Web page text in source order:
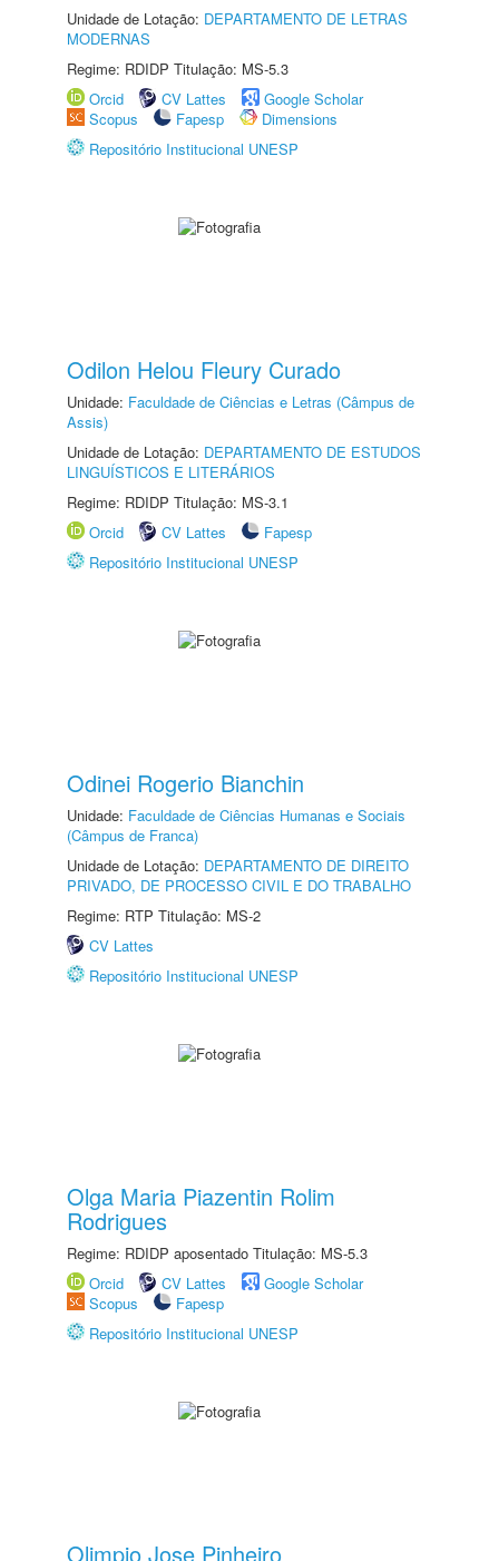
Unidade de Lotação: DEPARTAMENTO DE LETRAS
MODERNAS
Regime: RDIDP Titulação: MS-5.3
Orcid
CV Lattes
Google Scholar
Scopus
Fapesp
Dimensions
Repositório Institucional UNESP
Odilon Helou Fleury Curado
Unidade: Faculdade de Ciências e Letras (Câmpus de
Assis)
Unidade de Lotação: DEPARTAMENTO DE ESTUDOS
LINGUÍSTICOS E LITERÁRIOS
Regime: RDIDP Titulação: MS-3.1
Orcid
CV Lattes
Fapesp
Repositório Institucional UNESP
Odinei Rogerio Bianchin
Unidade: Faculdade de Ciências Humanas e Sociais
(Câmpus de Franca)
Unidade de Lotação: DEPARTAMENTO DE DIREITO
PRIVADO, DE PROCESSO CIVIL E DO TRABALHO
Regime: RTP Titulação: MS-2
CV Lattes
Repositório Institucional UNESP
Olga Maria Piazentin Rolim
Rodrigues
Regime: RDIDP aposentado Titulação: MS-5.3
Orcid
CV Lattes
Google Scholar
Scopus
Fapesp
Repositório Institucional UNESP
Olimpio Jose Pinheiro